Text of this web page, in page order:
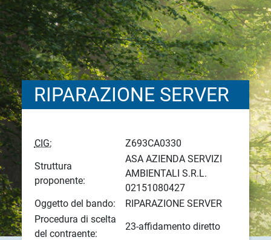
RIPARAZIONE SERVER
CIG:
Z693CA0330
Struttura
proponente:
ASA AZIENDA SERVIZI
AMBIENTALI S.R.L.
02151080427
Oggetto del bando:
RIPARAZIONE SERVER
Procedura di scelta
del contraente:
23-affidamento diretto